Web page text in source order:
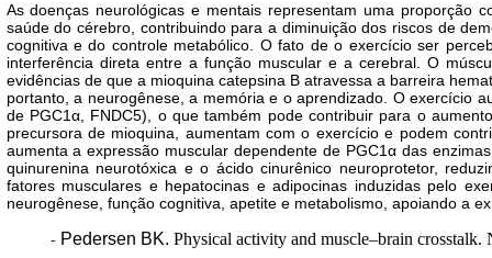
As doenças neurológicas e mentais representam uma proporção
saúde do cérebro, contribuindo para a diminuição dos riscos de
cognitiva e do controle metabólico. O fato de o exercício ser
interferência direta entre a função muscular e a cerebral. O
evidências de que a mioquina catepsina B atravessa a barreira
portanto, a neurogênese, a memória e o aprendizado. O exercício
de PGC1α, FNDC5), o que também pode contribuir para o
precursora de mioquina, aumentam com o exercício e podem
aumenta a expressão muscular dependente de PGC1α das
quinurenina neurotóxica e o ácido cinurênico neuroprotetor,
fatores musculares e hepatocinas e adipocinas induzidas pelo
neurogênese, função cognitiva, apetite e metabolismo, apoiando a
- Pedersen BK. Physical activity and muscle–brain